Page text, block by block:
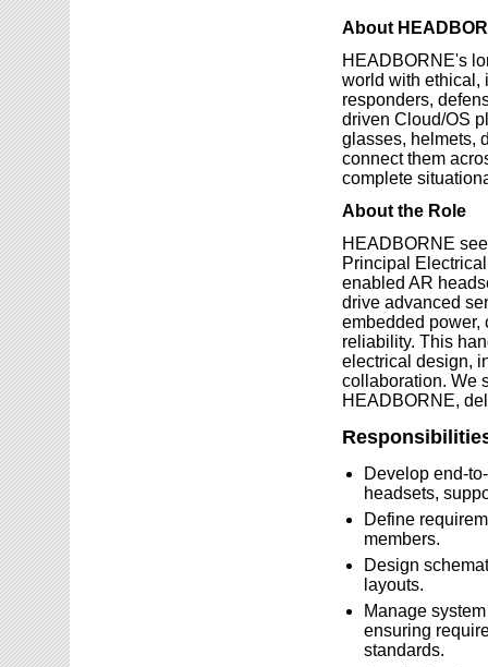
About
HEADBORNE's
world with ethical,
responders,
driven Cloud/OS
glasses, helmets,
connect them
complete
About the Role
HEADBORNE
Principal
enabled AR
drive advanced
embedded power,
reliability. This
electrical design,
collaboration. We
HEADBORNE,
Develop end-
headsets,
Define
members.
Design
layouts.
Manage
ensuring
standards.